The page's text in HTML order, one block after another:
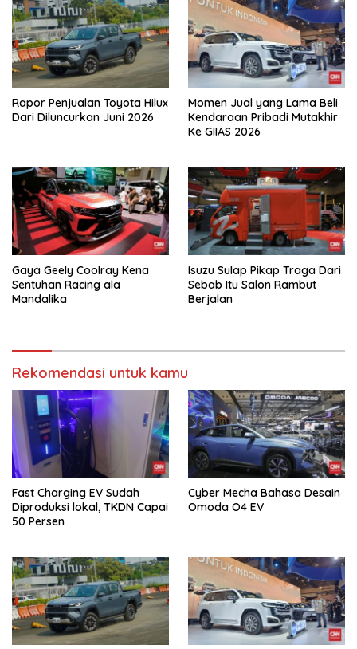
Rapor Penjualan Toyota Hilux
Dari Diluncurkan Juni 2026
Momen Jual yang Lama Beli
Kendaraan Pribadi Mutakhir
Ke GIIAS 2026
Gaya Geely Coolray Kena
Sentuhan Racing ala
Mandalika
Isuzu Sulap Pikap Traga Dari
Sebab Itu Salon Rambut
Berjalan
Rekomendasi untuk kamu
Fast Charging EV Sudah
Diproduksi lokal, TKDN Capai
50 Persen
Cyber Mecha Bahasa Desain
Omoda O4 EV